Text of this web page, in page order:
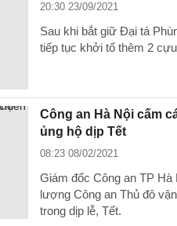
20:30 23/09/2021
Sau khi bắt giữ Đại tá
tiếp tục khởi tố thêm 2
Công an Hà Nội cấm
ủng hộ dịp Tết
08:23 08/02/2021
Giám đốc Công an TP
lượng Công an Thủ đô
trong dịp lễ, Tết.